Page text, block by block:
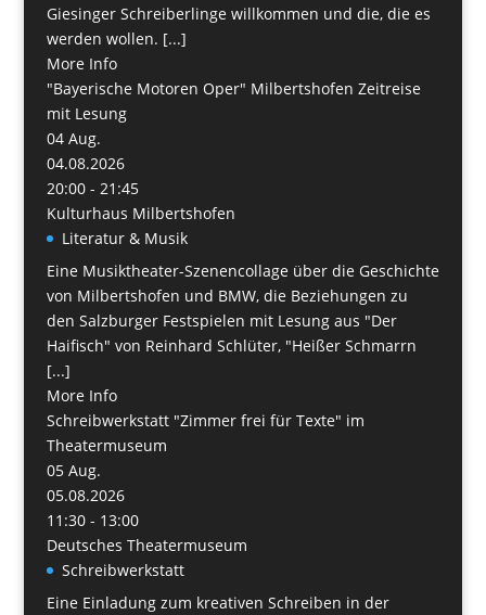
Giesinger Schreiberlinge willkommen und die, die es
werden wollen. [...]
More Info
"Bayerische Motoren Oper" Milbertshofen Zeitreise
mit Lesung
04 Aug.
04.08.2026
20:00 - 21:45
Kulturhaus Milbertshofen
Literatur & Musik
Eine Musiktheater-Szenencollage über die Geschichte
von Milbertshofen und BMW, die Beziehungen zu
den Salzburger Festspielen mit Lesung aus "Der
Haifisch" von Reinhard Schlüter, "Heißer Schmarrn
[...]
More Info
Schreibwerkstatt "Zimmer frei für Texte" im
Theatermuseum
05 Aug.
05.08.2026
11:30 - 13:00
Deutsches Theatermuseum
Schreibwerkstatt
Eine Einladung zum kreativen Schreiben in der